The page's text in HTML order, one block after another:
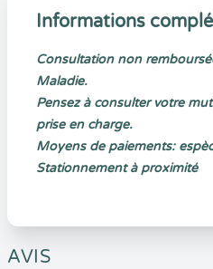
Informations
Consultation non
Maladie.
Pensez à consulter votre
prise en charge.
Moyens de paiements:
Stationnement à proximité
AVIS